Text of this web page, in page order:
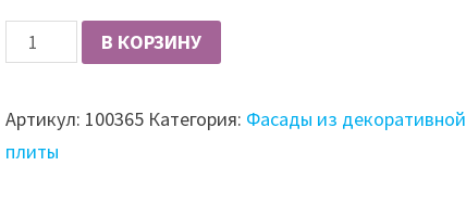
Количество
Фасад
плиты
шпонированный
В КОРЗИНУ
Артикул: 100365 Категория: Фасады из декоративной
плиты